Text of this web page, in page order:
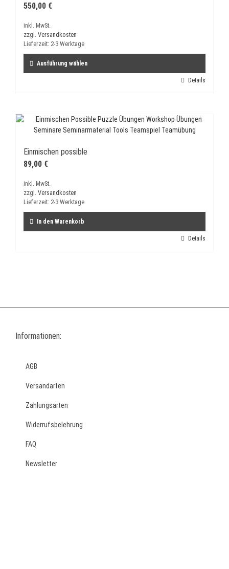
550,00 €
inkl. MwSt.
zzgl. Versandkosten
Lieferzeit: 2-3 Werktage
Ausführung wählen
Varianten
auf.
Optionen
können
der
Produktseite
werden
Details
Einmischen possible
89,00 €
inkl. MwSt.
zzgl. Versandkosten
Lieferzeit: 2-3 Werktage
In den Warenkorb
Details
Informationen:
AGB
Versandarten
Zahlungsarten
Widerrufsbelehrung
FAQ
Newsletter